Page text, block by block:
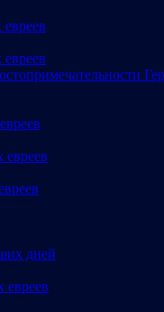
евреев
дней
евреев